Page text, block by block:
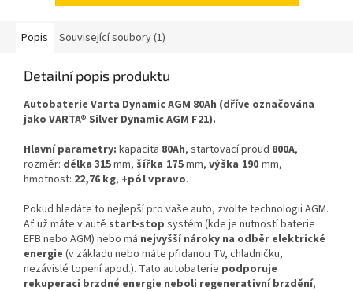
Popis Související soubory (1)
Detailní popis produktu
Autobaterie Varta Dynamic AGM 80Ah (dříve označována
jako VARTA® Silver Dynamic AGM F21).
Hlavní parametry: kapacita 80Ah, startovací proud 800A,
rozměr: délka 315mm, šířka 175mm,výška 190 mm,
hmotnost: 22,76 kg, +pól vpravo.
Pokud hledáte to nejlepší pro vaše auto, zvolte technologii AGM.
Ať už máte v autě start-stop systém (kde je nutností baterie
EFB nebo AGM) nebo má nejvyšší nároky na odběr elektrické
energie (v základu nebo máte přidanou TV, chladničku,
nezávislé topení apod.). Tato autobaterie podporuje
rekuperaci brzdné energie neboli regenerativní brzdění,